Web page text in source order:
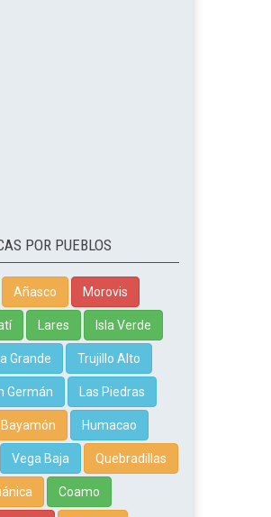
POR PUEBLOS
Añasco Morovis
Lares Isla Verde
Grande Trujillo Alto
Germán Las Piedras
Bayamón Humacao
Vega Baja Quebradillas
Coamo